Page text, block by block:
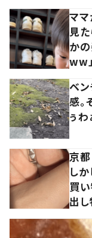
マ
見た
か
ww
ベ
感。
ぅわ
京
し
買い
出し